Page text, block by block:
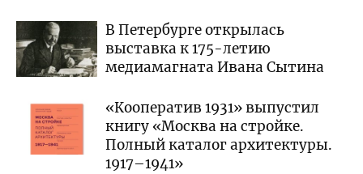
В Петербурге открылась
выставка к 175-летию
медиамагната Ивана Сытина
«Кооператив 1931» выпустил
книгу «Москва на стройке.
Полный каталог архитектуры.
1917–1941»